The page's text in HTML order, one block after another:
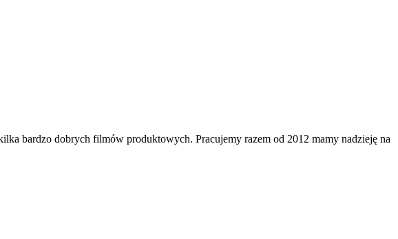
bardzo dobrych filmów produktowych. Pracujemy razem od 2012 mamy nadzieję na